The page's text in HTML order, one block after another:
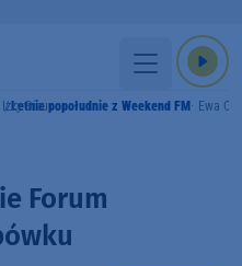
Bizu
Letnie popołudnie z Weekend FM Ewa
Forum